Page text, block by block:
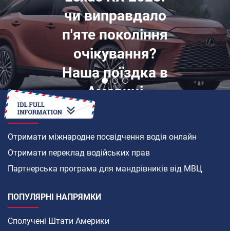
чи виправдало
п'яте покоління
очікування?
Наша поїздка в
Америці
ЯК
Отримати міжнародне посвідчення водія онлайн
Отримати переклад водійських прав
Партнерська програма для мандрівників від МВЦ
ПОПУЛЯРНІ НАПРЯМКИ
Сполучені Штати Америки